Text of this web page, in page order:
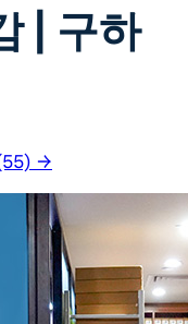
| 구하
→